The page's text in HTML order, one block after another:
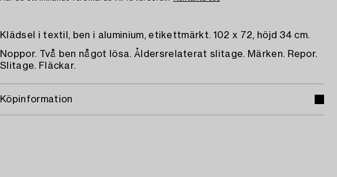
Klädsel i textil, ben i aluminium, etikettmärkt. 102 x 72, höjd 34 cm.
Noppor. Två ben något lösa. Åldersrelaterat slitage. Märken. Repor.
Slitage. Fläckar.
Köpinformation